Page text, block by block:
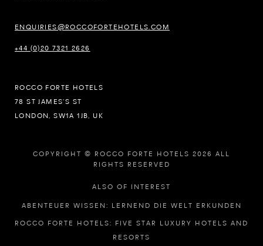
ENQUIRIES@ROCCOFORTEHOTELS.COM
+44 (0)20 7321 2626
ROCCO FORTE HOTELS
78 ST JAMES’S ST
LONDON, SW1A 1JB, UK
COPYRIGHT © ROCCO FORTE HOTELS 2026 ALL
RIGHTS RESERVED
ALSO OF INTEREST
ABENTEUER WISSEN: LERNEND DIE WELT ERKUNDEN
ROCCO FORTE HOTELS: FIVE STAR LUXURY HOTELS AND
RESORTS